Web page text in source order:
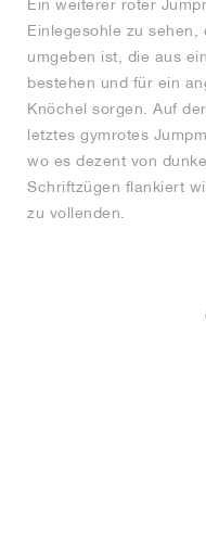
Ein weiterer roter
Einlegesohle zu
umgeben ist, die aus
bestehen und für ein
Knöchel sorgen. Auf
letztes gymrotes
wo es dezent von
Schriftzügen flankiert
zu vollenden.